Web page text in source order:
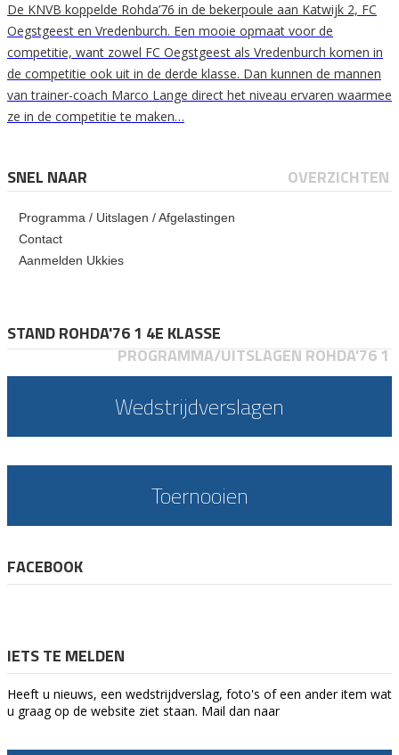
De KNVB koppelde Rohda’76 in de bekerpoule aan Katwijk 2, FC
Oegstgeest en Vredenburch. Een mooie opmaat voor de
competitie, want zowel FC Oegstgeest als Vredenburch komen in
de competitie ook uit in de derde klasse. Dan kunnen de mannen
van trainer-coach Marco Lange direct het niveau ervaren waarmee
ze in de competitie te maken…
SNEL NAAR OVERZICHTEN
Programma / Uitslagen / Afgelastingen
Contact
Aanmelden Ukkies
STAND ROHDA'76 1 4E KLASSE
PROGRAMMA/UITSLAGEN ROHDA'76 1
Wedstrijdverslagen
Toernooien
FACEBOOK
IETS TE MELDEN
Heeft u nieuws, een wedstrijdverslag, foto's of een ander item wat
u graag op de website ziet staan. Mail dan naar